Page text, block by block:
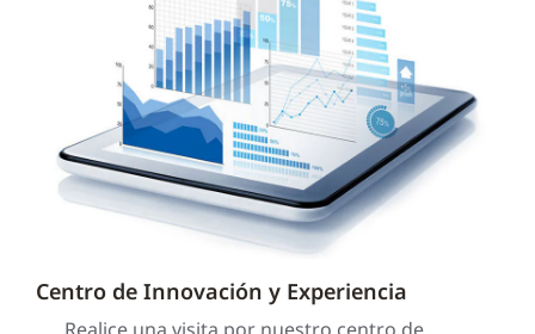
Centro de Innovación y Experiencia